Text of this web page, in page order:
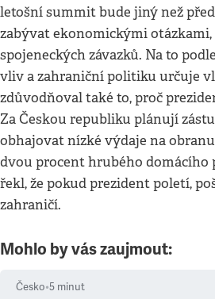
letošní summit bude jiný než
zabývat ekonomickými
spojeneckých závazků. Na to
vliv a zahraniční politiku určuje
zdůvodňoval také to, proč
Za Českou republiku plánují
obhajovat nízké výdaje na
dvou procent hrubého domácího
řekl, že pokud prezident poletí,
zahraničí.
Mohlo by vás zaujmout:
Česko•5 minut